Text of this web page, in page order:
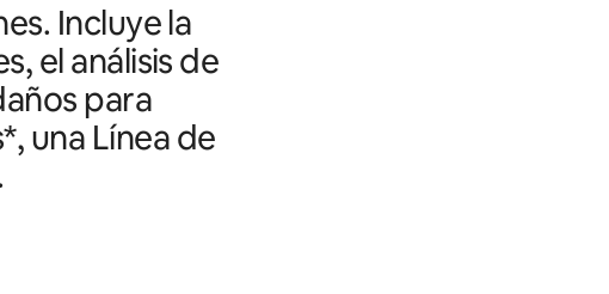
Incluye la
el análisis de
para
una Línea de